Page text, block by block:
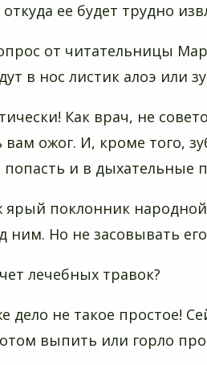
откуда ее будет трудно
от читательницы
в нос листик алоэ или
Как врач, не
вам ожог. И, кроме того,
попасть и в дыхательные
ярый поклонник
ним. Но не засовывать
лечебных травок?
дело не такое простое!
выпить или горло